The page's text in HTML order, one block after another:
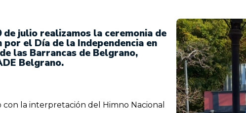
de julio realizamos la ceremonia de
por el Día de la Independencia en
las Barrancas de Belgrano,
Belgrano.
con la interpretación del Himno Nacional